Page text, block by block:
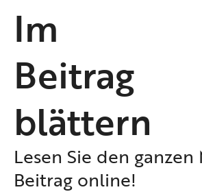
Im
Beitrag
blättern
Lesen Sie den ganzen
Beitrag online!